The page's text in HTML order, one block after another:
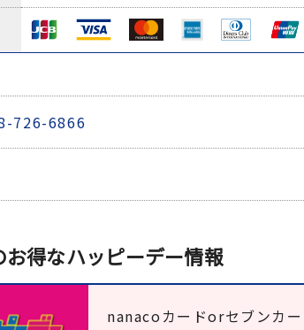
726-6866
お得なハッピーデー情報
nanacoカードorセブンカ